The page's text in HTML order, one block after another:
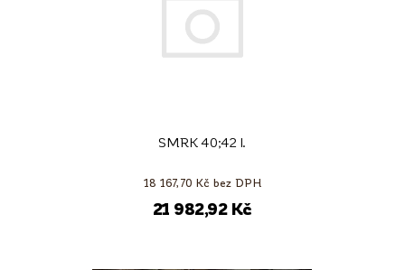
SMRK 40;42 I.
18 167,70 Kč bez DPH
21 982,92 Kč